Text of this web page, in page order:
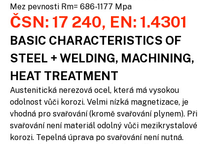
Mez pevnosti Rm= 686-1177 Mpa
ČSN: 17 240, EN: 1.4301
BASIC CHARACTERISTICS OF
STEEL + WELDING, MACHINING,
HEAT TREATMENT
Austenitická nerezová ocel, která má vysokou
odolnost vůči korozi. Velmi nízká magnetizace, je
vhodná pro svařování (kromě svařování plynem). Při
svařování není materiál odolný vůči mezikrystalové
korozi. Tepelná úprava po svařování není nutná.